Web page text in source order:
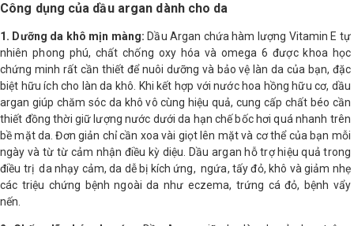
Công dụng của dầu argan dành cho da
1. Dưỡng da khô mịn màng: Dầu Argan chứa hàm lượng Vitamin E tự
nhiên phong phú, chất chống oxy hóa và omega 6 được khoa học
chứng minh rất cần thiết để nuôi dưỡng và bảo vệ làn da của bạn, đặc
biệt hữu ích cho làn da khô. Khi kết hợp với nước hoa hồng hữu cơ, dầu
argan giúp chăm sóc da khô vô cùng hiệu quả, cung cấp chất béo cần
thiết đồng thời giữ lượng nước dưới da hạn chế bốc hơi quá nhanh trên
bề mặt da. Đơn giản chỉ cần xoa vài giọt lên mặt và cơ thể của bạn mỗi
ngày và từ từ cảm nhận điều kỳ diệu. Dầu argan hỗ trợ hiệu quả trong
điều trị da nhạy cảm, da dễ bị kích ứng, ngứa, tấy đỏ, khô và giảm nhẹ
các triệu chứng bệnh ngoài da như eczema, trứng cá đỏ, bệnh vẩy
nến.